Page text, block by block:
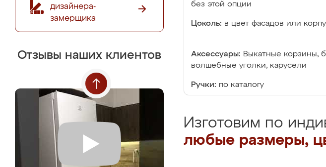
дизайнера-
замерщика
Отзывы наших клиентов
без этой опции
Цоколь: в цвет фасадов или
Аксессуары: Выкатные корзины,
волшебные уголки, карусели
Ручки: по каталогу
Изготовим по
любые размеры,